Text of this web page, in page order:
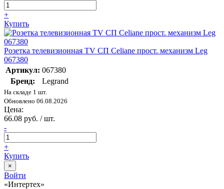
+
Купить
Розетка телевизионная TV СП Celiane прост. механизм Leg
067380
Артикул: 067380
Бренд:
Legrand
На складе 1 шт.
Обновлено 06.08.2026
Цена:
66.08 руб. / шт.
-
+
Купить
×
Войти
«Интертех»